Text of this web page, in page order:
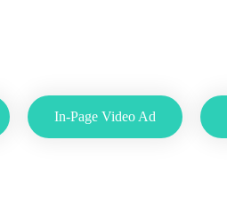
In-Page Video Ad